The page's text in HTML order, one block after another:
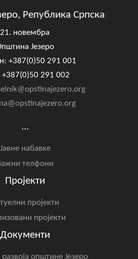
Република Српска
21. новембра
Језеро
+387(0)50 291 001
+387(0)50 291 002
...
Јавне набавке
телфони
Пројекти
пројекти
пројекти
Документи
развоја општине Језеро